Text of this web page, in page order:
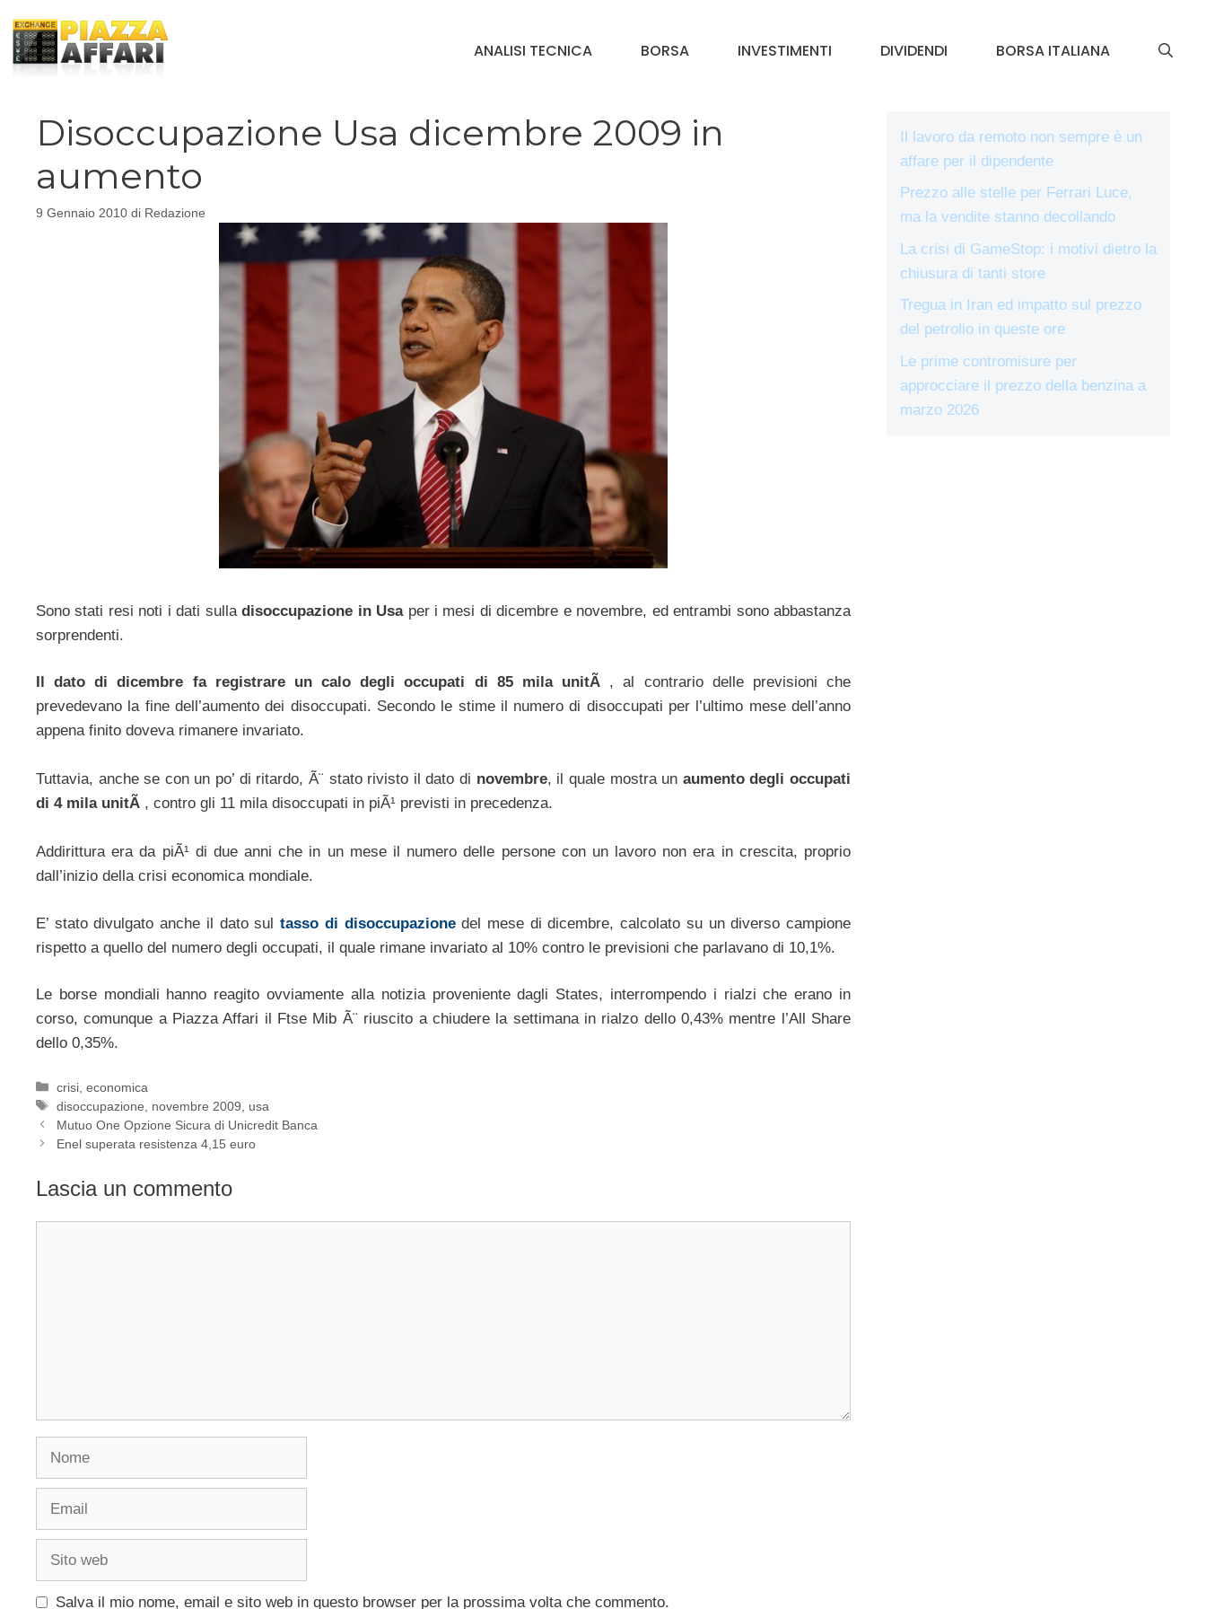
contenuto
ANALISI TECNICA BORSA INVESTIMENTI DIVIDENDI BORSA ITALIANA
Disoccupazione Usa dicembre 2009 in
aumento
9 Gennaio 2010 di Redazione
Sono stati resi noti i dati sulladisoccupazione in Usaper i mesi di dicembre e novembre, ed entrambi sono abbastanza
sorprendenti.
Il dato di dicembre fa registrare un calo degli occupati di 85 mila unitÃ , al contrario delle previsioni che
prevedevano la fine dell’aumento dei disoccupati. Secondo le stime il numero di disoccupati per l’ultimo mese dell’anno
appena finito doveva rimanere invariato.
Tuttavia, anche se con un po’ di ritardo, Ã¨ stato rivisto il dato di novembre, il quale mostra un aumento degli occupati
di 4 mila unitÃ , contro gli 11 mila disoccupati in piÃ¹ previsti in precedenza.
Addirittura era da piÃ¹ di due anni che in un mese il numero delle persone con un lavoro non era in crescita, proprio
dall’inizio della crisi economica mondiale.
E’ stato divulgato anche il dato sultasso di disoccupazionedel mese di dicembre, calcolato su un diverso campione
rispetto a quello del numero degli occupati, il quale rimane invariato al 10% contro le previsioni che parlavano di 10,1%.
Le borse mondiali hanno reagito ovviamente alla notizia proveniente dagli States, interrompendo i rialzi che erano in
corso, comunque a Piazza Affari il Ftse Mib Ã¨ riuscito a chiudere la settimana in rialzo dello 0,43% mentre l’All Share
dello 0,35%.
Categorie
crisi ,economica
Tag
disoccupazione novembre 2009
usa
Mutuo One Opzione Sicura di Unicredit Banca
Enel superata resistenza 4,15 euro
Lascia un commento
Nome
Email
Sito
Salva il mio nome, email e sito web in questo browser per la prossima volta che commento.
Il lavoro da remoto non sempre è un
affare per il dipendente
Prezzo alle stelle per Ferrari Luce,
ma la vendite stanno decollando
La crisi di GameStop: i motivi dietro la
chiusura di tanti store
Tregua in Iran ed impatto sul prezzo
del petrolio in queste ore
Le prime contromisure per
approcciare il prezzo della benzina a
marzo 2026